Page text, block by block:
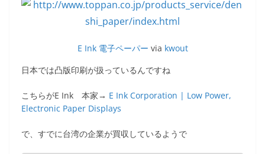
E Ink 電子ペーパー via kwout
日本では凸版印刷が扱っているんですね
こちらがE Ink 本家→ E Ink Corporation | Low Power,
Electronic Paper Displays
で、すでに台湾の企業が買収しているようで